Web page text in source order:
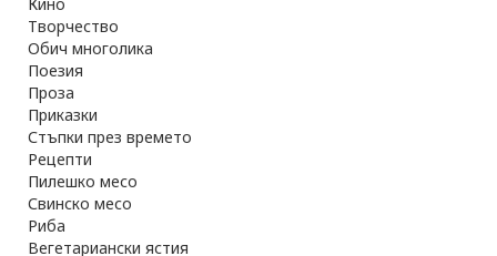
Творчество
Обич многолика
Поезия
Проза
Приказки
Стъпки през времето
Рецепти
Пилешко месо
Свинско месо
Риба
Вегетариански ястия